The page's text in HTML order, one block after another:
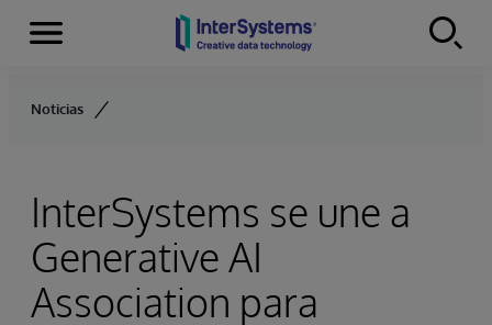
Skip to content
Secciones
Noticias
InterSystems se une a
Generative AI
Association para